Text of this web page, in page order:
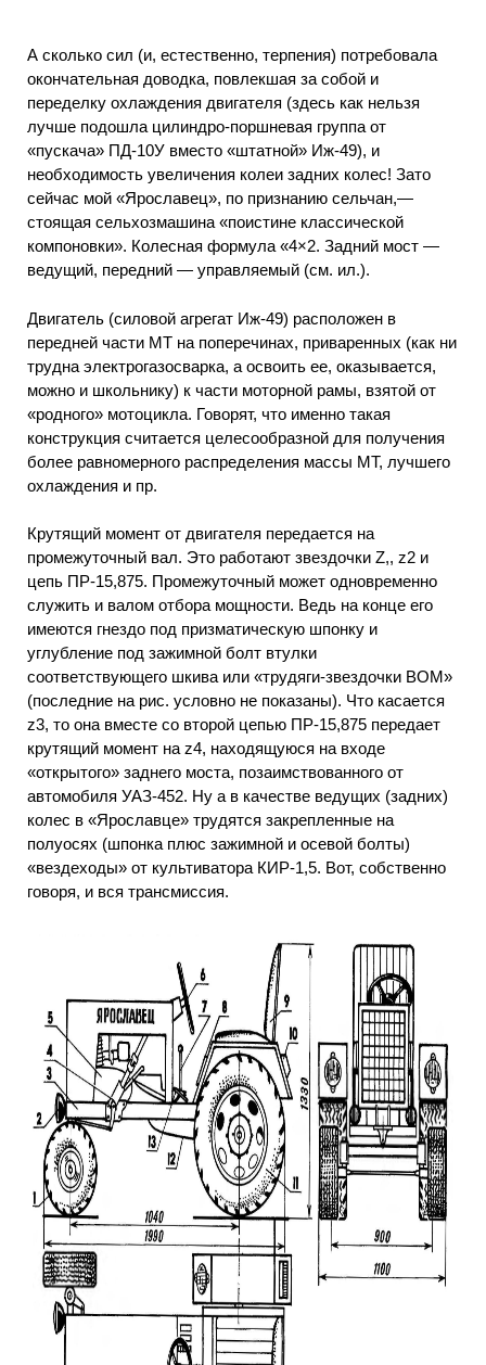
А сколько сил (и, естественно, терпения) потребовала
окончательная доводка, повлекшая за собой и
переделку охлаждения двигателя (здесь как нельзя
лучше подошла цилиндро-поршневая группа от
«пускача» ПД-10У вместо «штатной» Иж-49), и
необходимость увеличения колеи задних колес! Зато
сейчас мой «Ярославец», по признанию сельчан,—
стоящая сельхозмашина «поистине классической
компоновки». Колесная формула «4×2. Задний мост —
ведущий, передний — управляемый (см. ил.).
Двигатель (силовой агрегат Иж-49) расположен в
передней части МТ на поперечинах, приваренных (как ни
трудна электрогазосварка, а освоить ее, оказывается,
можно и школьнику) к части моторной рамы, взятой от
«родного» мотоцикла. Говорят, что именно такая
конструкция считается целесообразной для получения
более равномерного распределения массы МТ, лучшего
охлаждения и пр.
Крутящий момент от двигателя передается на
промежуточный вал. Это работают звездочки Z,, z2 и
цепь ПР-15,875. Промежуточный может одновременно
служить и валом отбора мощности. Ведь на конце его
имеются гнездо под призматическую шпонку и
углубление под зажимной болт втулки
соответствующего шкива или «трудяги-звездочки ВОМ»
(последние на рис. условно не показаны). Что касается
z3, то она вместе со второй цепью ПР-15,875 передает
крутящий момент на z4, находящуюся на входе
«открытого» заднего моста, позаимствованного от
автомобиля УАЗ-452. Ну а в качестве ведущих (задних)
колес в «Ярославце» трудятся закрепленные на
полуосях (шпонка плюс зажимной и осевой болты)
«вездеходы» от культиватора КИР-1,5. Вот, собственно
говоря, и вся трансмиссия.